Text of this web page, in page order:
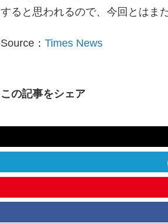
すると思われるので、今回とはま
Source：Times News
この記事をシェア